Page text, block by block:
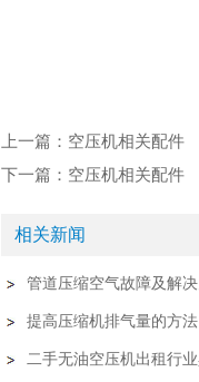
上一篇： 空压机相关配件
下一篇： 空压机相关配件
相关新闻
管道压缩空气故障及解
提高压缩机排气量的方法
二手无油空压机出租行